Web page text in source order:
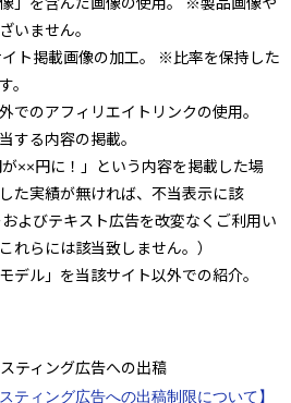
いません。
ト掲載画像の加工。 ※比率を保持した
。
でのアフィリエイトリンクの使用。
する内容の掲載。
××円に！」という内容を掲載した場
実績が無ければ、不当表示に該
よびテキスト広告を改変なくご利用い
れらには該当致しません。）
デル」を当該サイト以外での紹介。
ティング広告への出稿
ティング広告への出稿制限について】